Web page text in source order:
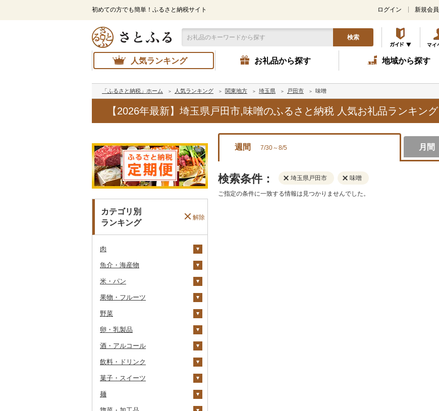
初めての方でも簡単！ふるさと納税サイト ログイン 新規会
検索
人気ランキング お礼品から探す 地域から探す
「ふるさと納税」ホーム 人気ランキング 関東地方 埼玉県 戸田市 味噌
【2026年最新】埼玉県戸田市,味噌のふるさと納税 人気お礼品ランキング
カテゴリ別
ランキング
解除
肉
牛肉（精肉）
ステーキ
すき焼き
焼肉
牛タン
和牛
黒毛和牛
牛肉（加工品）
ハンバーグ
ローストビーフ
ビーフジャーキー
その他牛肉（加工品）
豚肉（精肉）
すき焼き
しゃぶしゃぶ
焼肉
アグー豚
豚肉（加工品）
ハンバーグ
もつ鍋
ハム
ソーセージ・ウインナ
鶏肉
鶏肉（精肉）
ハム・ソーセージ
唐揚げ
鹿肉
馬肉
羊肉・ラム肉（ジンギス
魚介・海産物
カニ
ズワイガニ
毛ガニ
かにしゃぶ
その他カニ
エビ
ボタンエビ
伊勢海老
その他エビ
いくら
うに
明太子・たらこ
明太子
たらこ
その他魚卵
数の子
貝
米・パン
米
無洗米
玄米
金芽米
ゆめぴりか
雑穀
餅
その他穀物加工品
パン
果物・フルーツ
ぶどう・マスカット
巨峰
ナガノパープル
ピオーネ
デラウェア
いちご
りんご
もも
メロン
野菜
いも
じゃがいも
さつまいも
その他いも
トマト
フルーツトマト
ミニトマト
玉ねぎ
ねぎ
卵・乳製品
卵
チーズ
ヨーグルト
酒・アルコール
ビール・発泡酒
ビール
日本酒
飲料・ドリンク
水・ミネラルウォーター
菓子・スイーツ
麺
週間 7/30～8/5 月間
検索条件： 埼玉県戸田市 味噌
ご指定の条件に一致する情報は見つかりませんでした。